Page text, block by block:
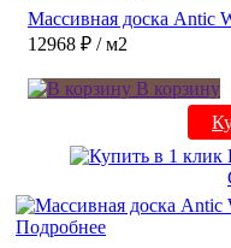
Массивная доска Antic
12968 ₽ / м2
В корзину
Подробнее